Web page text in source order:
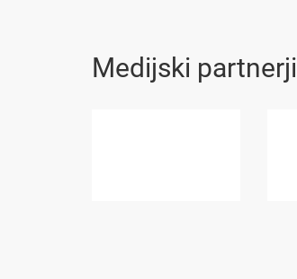
Medijski partnerji